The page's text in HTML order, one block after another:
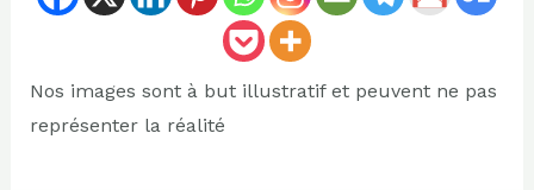
Nos images sont à but illustratif et peuvent ne pas
représenter la réalité